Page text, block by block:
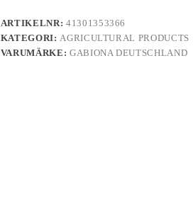
ARTIKELNR: 41301353366
KATEGORI:AGRICULTURAL PRODUCTS
VARUMÄRKE: GABIONA DEUTSCHLAND